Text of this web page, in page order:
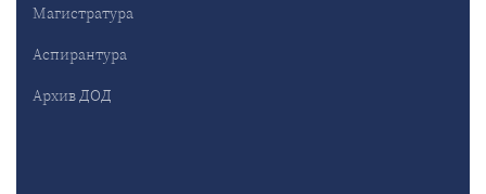
Магистратура
Аспирантура
Архив ДОД